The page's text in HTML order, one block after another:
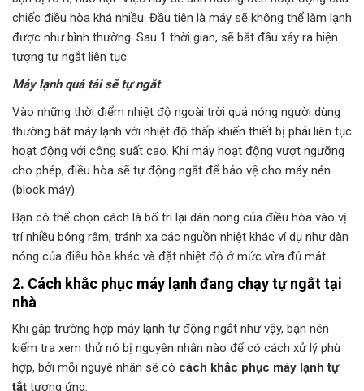
chiếc điều hòa khá nhiều. Đầu tiên là máy sẽ không thể làm lạnh
được như bình thường. Sau 1 thời gian, sẽ bắt đầu xảy ra hiện
tượng tự ngắt liên tục.
Máy lạnh quá tải sẽ tự ngắt
Vào những thời điểm nhiệt độ ngoài trời quá nóng người dùng
thường bật máy lạnh với nhiệt độ thấp khiến thiết bị phải liên tục
hoạt động với công suất cao. Khi máy hoạt động vượt ngưỡng
cho phép, điều hòa sẽ tự động ngắt để bảo vệ cho máy nén
(block máy).
Bạn có thể chọn cách là bố trí lại dàn nóng của điều hòa vào vị
trí nhiều bóng râm, tránh xa các nguồn nhiệt khác ví dụ như dàn
nóng của điều hòa khác và đặt nhiệt độ ở mức vừa đủ mát.
2. Cách khắc phục máy lạnh đang chạy tự ngắt tại
nhà
Khi gặp trường hợp máy lạnh tự động ngắt như vậy, bạn nên
kiểm tra xem thử nó bị nguyên nhân nào để có cách xử lý phù
hợp, bởi mỗi nguyê nhân sẽ có cách khắc phục máy lạnh tự
tắt tương ứng.